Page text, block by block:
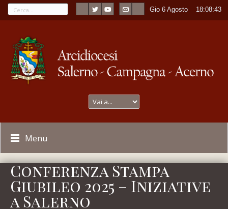
Gio 6 Agosto 18:08:43
Menu
Conferenza Stampa
Giubileo 2025 – Iniziative
a Salerno